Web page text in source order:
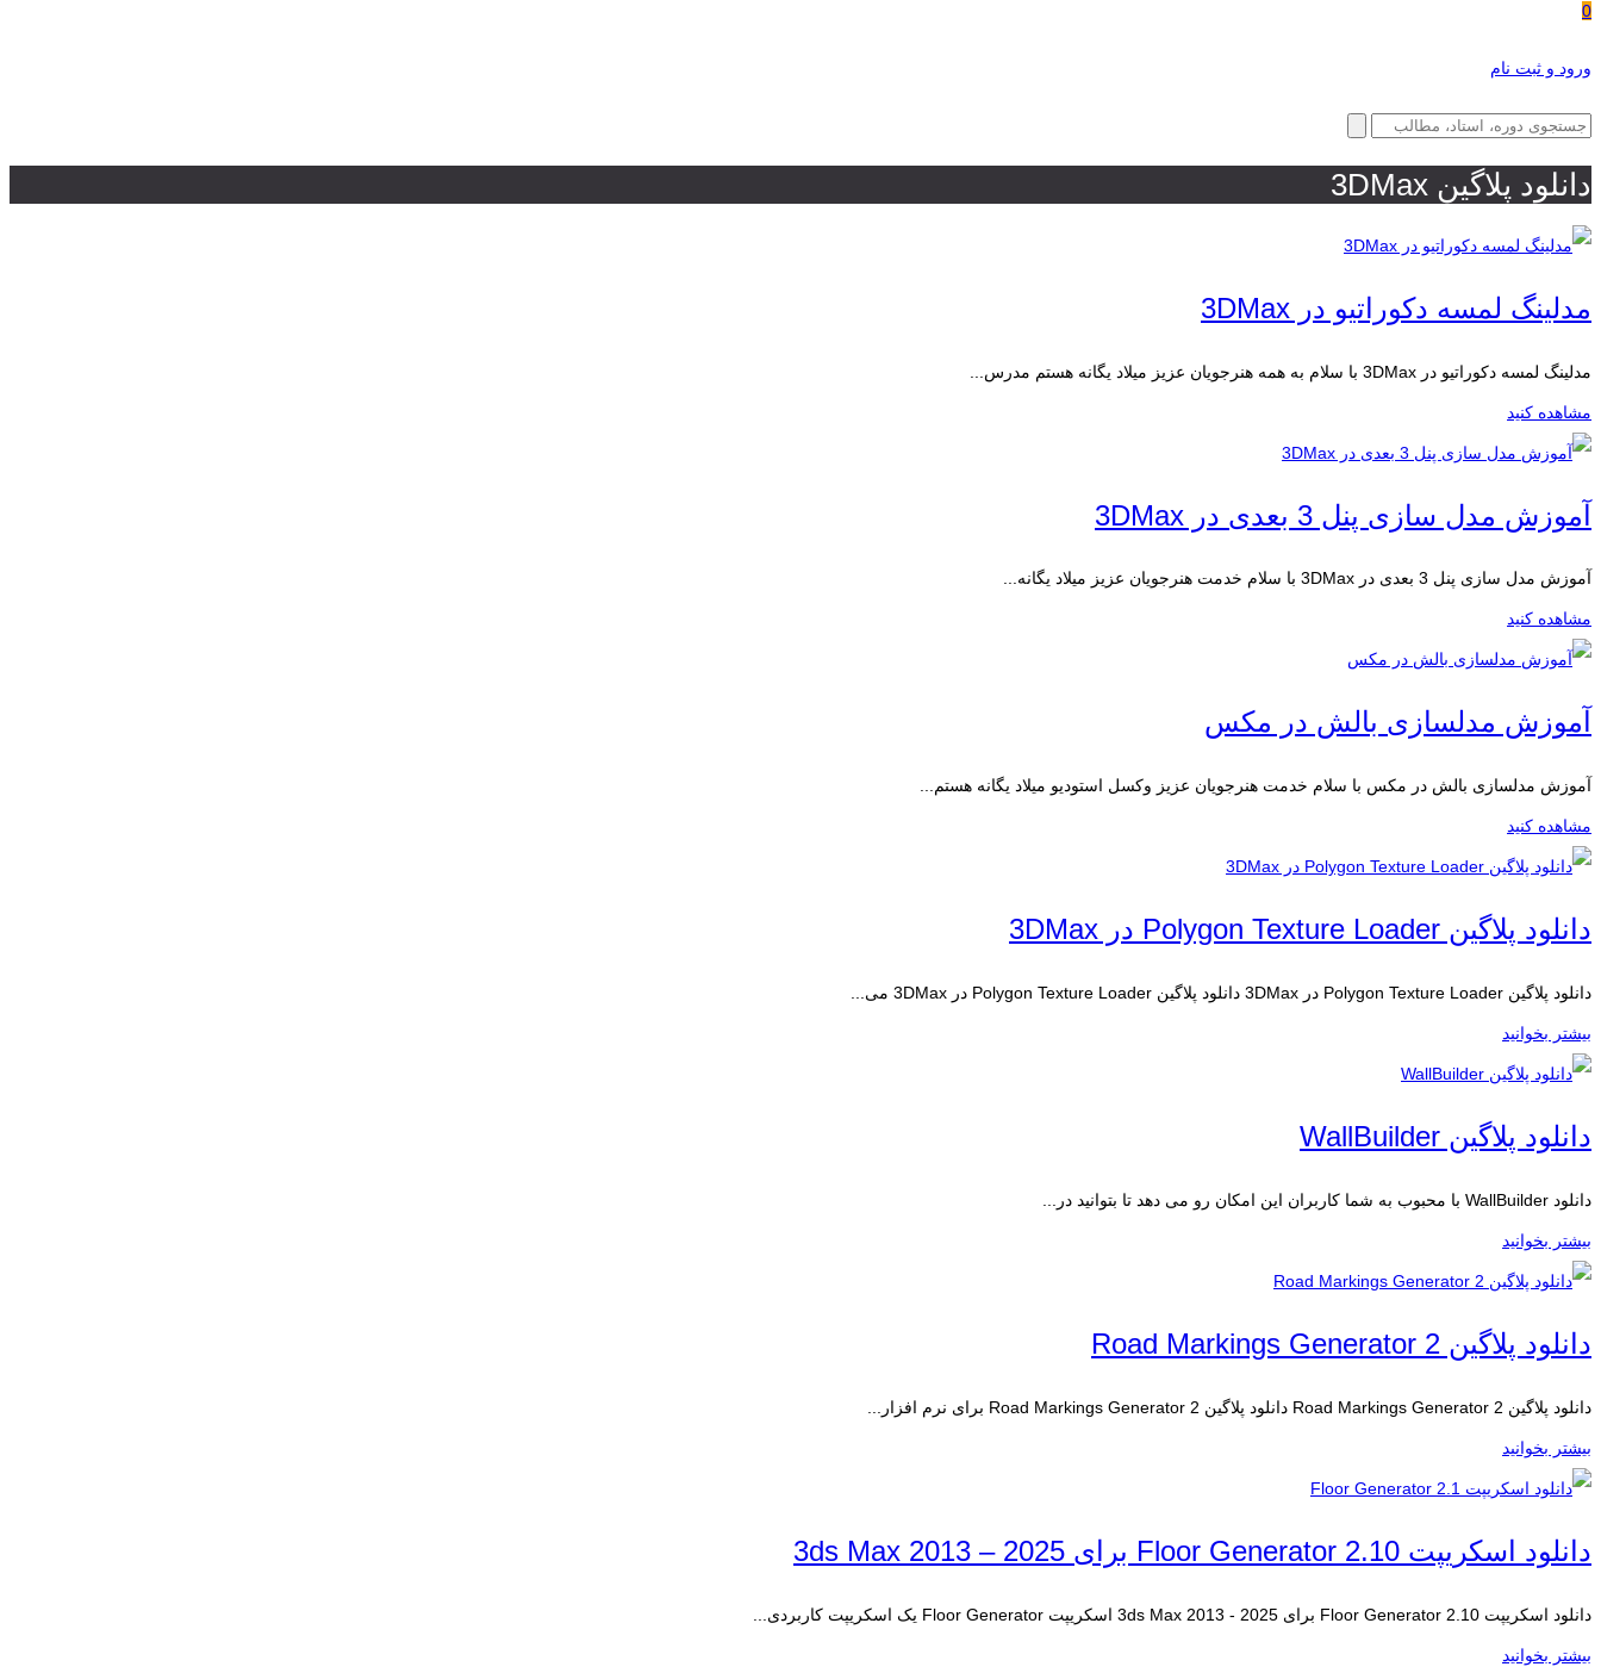
0
ورود و ثبت نام
دانلود پلاگین 3DMax
مدلینگ لمسه دکوراتیو در 3DMax
مدلینگ لمسه دکوراتیو در 3DMax با سلام به همه هنرجویان عزیز میلاد یگانه هستم مدرس...
مشاهده کنید
آموزش مدل سازی پنل 3 بعدی در 3DMax
آموزش مدل سازی پنل 3 بعدی در 3DMax با سلام خدمت هنرجویان عزیز میلاد یگانه...
مشاهده کنید
آموزش مدلسازی بالش در مکس
آموزش مدلسازی بالش در مکس با سلام خدمت هنرجویان عزیز وکسل استودیو میلاد یگانه هستم...
مشاهده کنید
دانلود پلاگین Polygon Texture Loader در 3DMax
دانلود پلاگین Polygon Texture Loader در 3DMax دانلود پلاگین Polygon Texture Loader در 3DMax می...
بیشتر بخوانید
دانلود پلاگین WallBuilder
دانلود WallBuilder با محبوب به شما کاربران این امکان رو می دهد تا بتوانید در...
بیشتر بخوانید
دانلود پلاگین Road Markings Generator 2
دانلود پلاگین Road Markings Generator 2 دانلود پلاگین Road Markings Generator 2 برای نرم افزار...
بیشتر بخوانید
دانلود اسکریپت Floor Generator 2.10 برای 3ds Max 2013 – 2025
دانلود اسکریپت Floor Generator 2.10 برای 3ds Max 2013 - 2025 اسکریپت Floor Generator یک اسکریپت کاربردی...
بیشتر بخوانید